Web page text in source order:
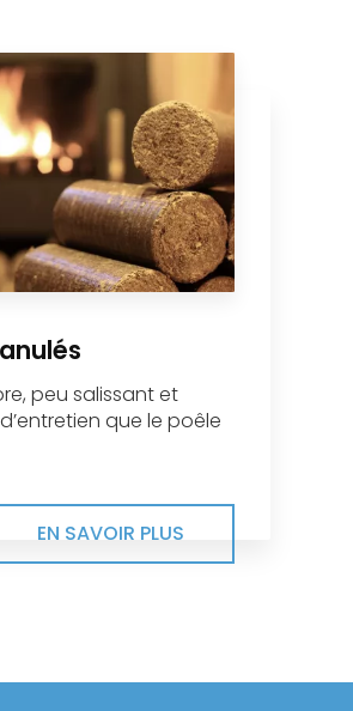
peu salissant et
que le poêle
EN SAVOIR PLUS